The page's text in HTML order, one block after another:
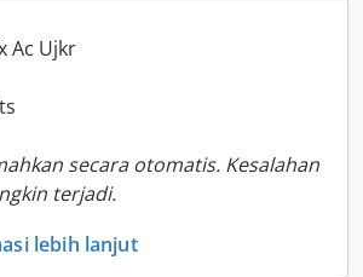
Ac Ujkr
secara otomatis. Kesalahan
terjadi.
lebih lanjut